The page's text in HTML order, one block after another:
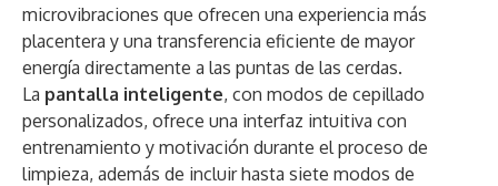
microvibraciones que ofrecen una experiencia más
placentera y una transferencia eficiente de mayor
energía directamente a las puntas de las cerdas.
La pantalla inteligente, con modos de cepillado
personalizados, ofrece una interfaz intuitiva con
entrenamiento y motivación durante el proceso de
limpieza, además de incluir hasta siete modos de